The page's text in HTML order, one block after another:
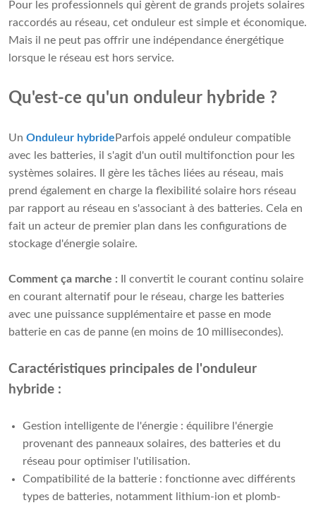
Pour les professionnels qui gèrent de grands projets solaires
raccordés au réseau, cet onduleur est simple et économique.
Mais il ne peut pas offrir une indépendance énergétique
lorsque le réseau est hors service.
Qu'est-ce qu'un onduleur hybride ?
Un Onduleur hybride Parfois appelé onduleur compatible
avec les batteries, il s'agit d'un outil multifonction pour les
systèmes solaires. Il gère les tâches liées au réseau, mais
prend également en charge la flexibilité solaire hors réseau
par rapport au réseau en s'associant à des batteries. Cela en
fait un acteur de premier plan dans les configurations de
stockage d'énergie solaire.
Comment ça marche :
Il convertit le courant continu solaire
en courant alternatif pour le réseau, charge les batteries
avec une puissance supplémentaire et passe en mode
batterie en cas de panne (en moins de 10 millisecondes).
Caractéristiques principales de l'onduleur
hybride :
Gestion intelligente de l'énergie : équilibre l'énergie
provenant des panneaux solaires, des batteries et du
réseau pour optimiser l'utilisation.
Compatibilité de la batterie : fonctionne avec différents
types de batteries, notamment lithium-ion et plomb-